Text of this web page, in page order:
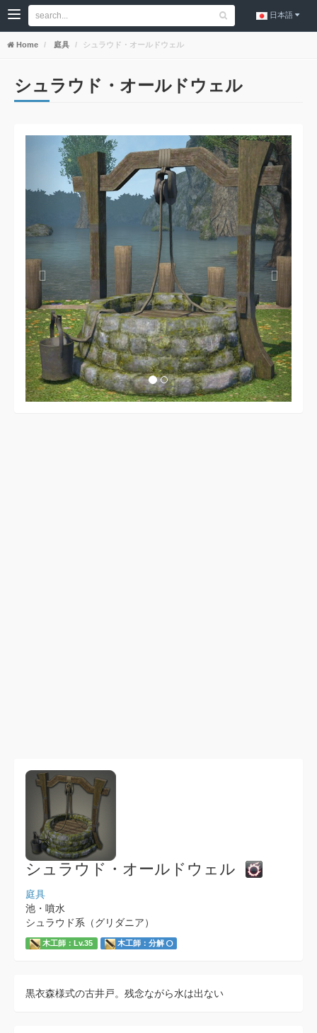
日本語
Home 庭具 シュラウド・オールドウェル
シュラウド・オールドウェル
シュラウド・オールドウェル
庭具
池・噴水
シュラウド系（グリダニア）
木工師：Lv.35 木工師：分解
黒衣森様式の古井戸。残念ながら水は出ない